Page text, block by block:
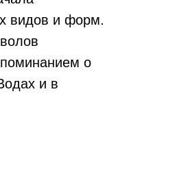
видов и форм.
о
и в